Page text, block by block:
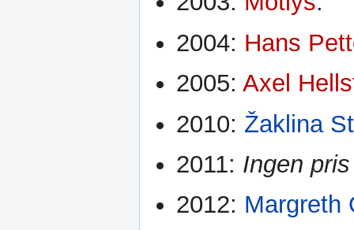
2004: Hans
2005:Axel
2010: Žaklina
2011: Ingen
2012: Margreth